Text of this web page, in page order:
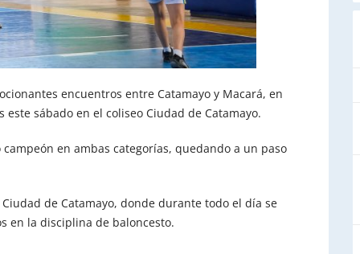
encuentros entre Catamayo y Macará, en
sábado en el coliseo Ciudad de Catamayo.
en ambas categorías, quedando a un paso
de Catamayo, donde durante todo el día se
en la disciplina de baloncesto.